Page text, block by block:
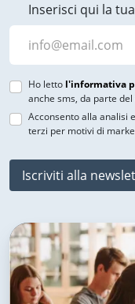
Inserisci qui la
Ho letto l'informativa
anche sms, da parte
Acconsento alla analisi
terzi per motivi di
Iscriviti alla